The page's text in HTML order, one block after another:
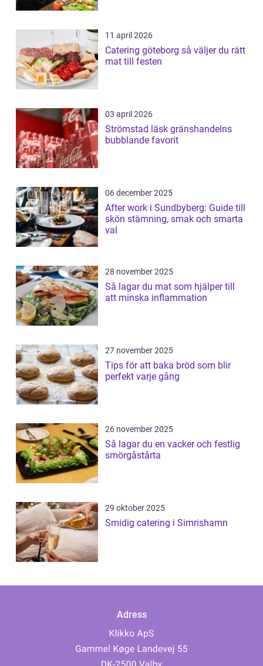
11 april 2026
Catering göteborg så väljer du rätt
mat till festen
03 april 2026
Strömstad läsk gränshandelns
bubblande favorit
06 december 2025
After work i Sundbyberg: Guide till
skön stämning, smak och smarta
val
28 november 2025
Så lagar du mat som hjälper till
att minska inflammation
27 november 2025
Tips för att baka bröd som blir
perfekt varje gång
26 november 2025
Så lagar du en vacker och festlig
smörgåstårta
29 oktober 2025
Smidig catering i Simrishamn
Adress